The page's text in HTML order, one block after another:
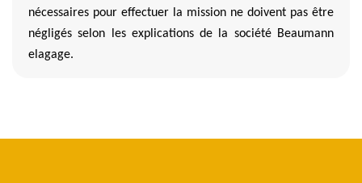
nécessaires pour effectuer la mission ne doivent pas être
négligés selon les explications de la société Beaumann
elagage.